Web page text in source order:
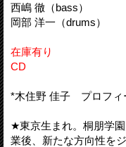
西嶋 徹（bass）
岡部 洋一（drums）
在庫有り
CD
*木住野 佳子 プロフィ
★東京生まれ。桐朋学
業後、新たな方向性を